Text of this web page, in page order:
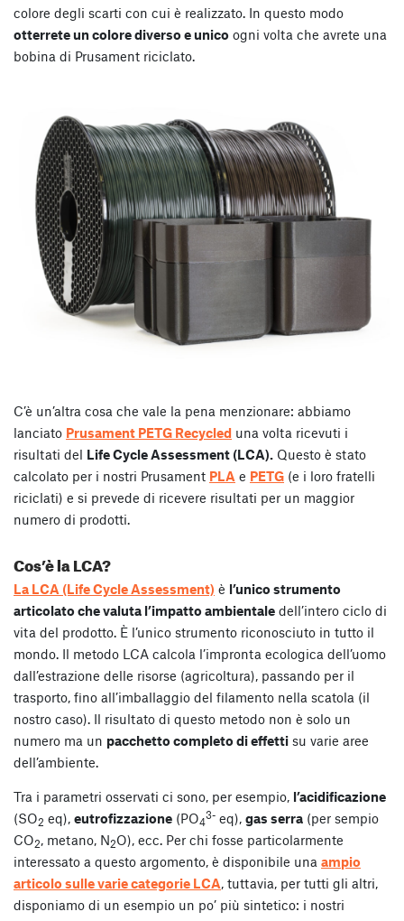
colore degli scarti con cui è realizzato. In questo modo
otterrete un colore diverso e unico ogni volta che avrete una
bobina di Prusament riciclato.
C’è un’altra cosa che vale la pena menzionare: abbiamo
lanciato Prusament PETG Recycled una volta ricevuti i
risultati del Life Cycle Assessment (LCA). Questo è stato
calcolato per i nostri Prusament PLA e PETG (e i loro fratelli
riciclati) e si prevede di ricevere risultati per un maggior
numero di prodotti.
Cos’è la LCA?
La LCA (Life Cycle Assessment) è l’unico strumento
articolato che valuta l’impatto ambientale dell’intero ciclo di
vita del prodotto. È l’unico strumento riconosciuto in tutto il
mondo. Il metodo LCA calcola l’impronta ecologica dell’uomo
dall’estrazione delle risorse (agricoltura), passando per il
trasporto, fino all’imballaggio del filamento nella scatola (il
nostro caso). Il risultato di questo metodo non è solo un
numero ma un pacchetto completo di effetti su varie aree
dell’ambiente.
Tra i parametri osservati ci sono, per esempio, l’acidificazione
(SO2 eq), eutrofizzazione (PO4
3- eq), gas serra (per sempio
CO2, metano, N2O), ecc. Per chi fosse particolarmente
interessato a questo argomento, è disponibile una ampio
articolo sulle varie categorie LCA, tuttavia, per tutti gli altri,
disponiamo di un esempio un po’ più sintetico: i nostri